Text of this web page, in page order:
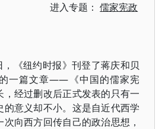
进入专题：儒家宪政
《纽约时报》刊登了蒋庆和贝
一篇文章——《中国的儒家宪
经过删改后正式发表的只有一
意义却不小。这是自近代西学
向西方回传自己的政治思想，